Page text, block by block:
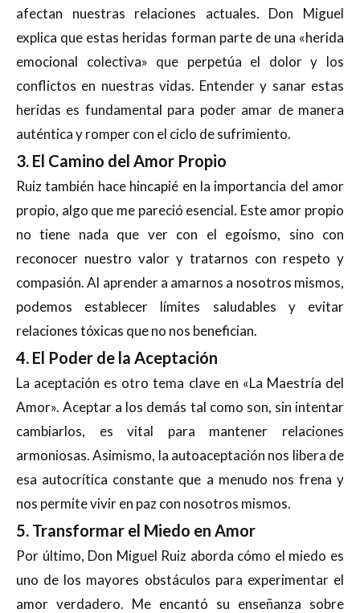
afectan nuestras relaciones actuales. Don Miguel
explica que estas heridas forman parte de una «herida
emocional colectiva» que perpetúa el dolor y los
conflictos en nuestras vidas. Entender y sanar estas
heridas es fundamental para poder amar de manera
auténtica y romper con el ciclo de sufrimiento.
3. El Camino del Amor Propio
Ruiz también hace hincapié en la importancia del amor
propio, algo que me pareció esencial. Este amor propio
no tiene nada que ver con el egoísmo, sino con
reconocer nuestro valor y tratarnos con respeto y
compasión. Al aprender a amarnos a nosotros mismos,
podemos establecer límites saludables y evitar
relaciones tóxicas que no nos benefician.
4. El Poder de la Aceptación
La aceptación es otro tema clave en «La Maestría del
Amor». Aceptar a los demás tal como son, sin intentar
cambiarlos, es vital para mantener relaciones
armoniosas. Asimismo, la autoaceptación nos libera de
esa autocrítica constante que a menudo nos frena y
nos permite vivir en paz con nosotros mismos.
5. Transformar el Miedo en Amor
Por último, Don Miguel Ruiz aborda cómo el miedo es
uno de los mayores obstáculos para experimentar el
amor verdadero. Me encantó su enseñanza sobre